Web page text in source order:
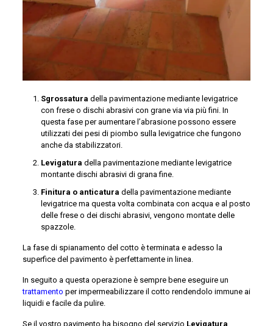
Sgrossatura della pavimentazione mediante levigatrice
con frese o dischi abrasivi con grane via via più fini. In
questa fase per aumentare l’abrasione possono essere
utilizzati dei pesi di piombo sulla levigatrice che fungono
anche da stabilizzatori.
Levigatura della pavimentazione mediante levigatrice
montante dischi abrasivi di grana fine.
Finitura o anticatura della pavimentazione mediante
levigatrice ma questa volta combinata con acqua e al posto
delle frese o dei dischi abrasivi, vengono montate delle
spazzole.
La fase di spianamento del cotto è terminata e adesso la
superfice del pavimento è perfettamente in linea.
In seguito a questa operazione è sempre bene eseguire un
trattamento per impermeabilizzare il cotto rendendolo immune ai
liquidi e facile da pulire.
Se il vostro pavimento ha bisogno del servizio Levigatura